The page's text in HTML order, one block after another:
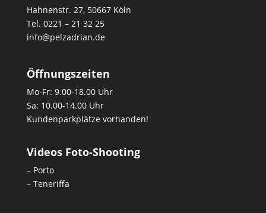
Hahnenstr. 27, 50667 Köln
Tel. 0221 – 21 32 25
info@pelzadrian.de
Öffnungszeiten
Mo-Fr: 9.00-18.00 Uhr
Sa: 10.00-14.00 Uhr
Kundenparkplätze vorhanden!
Videos Foto-Shooting
– Porto
– Teneriffa